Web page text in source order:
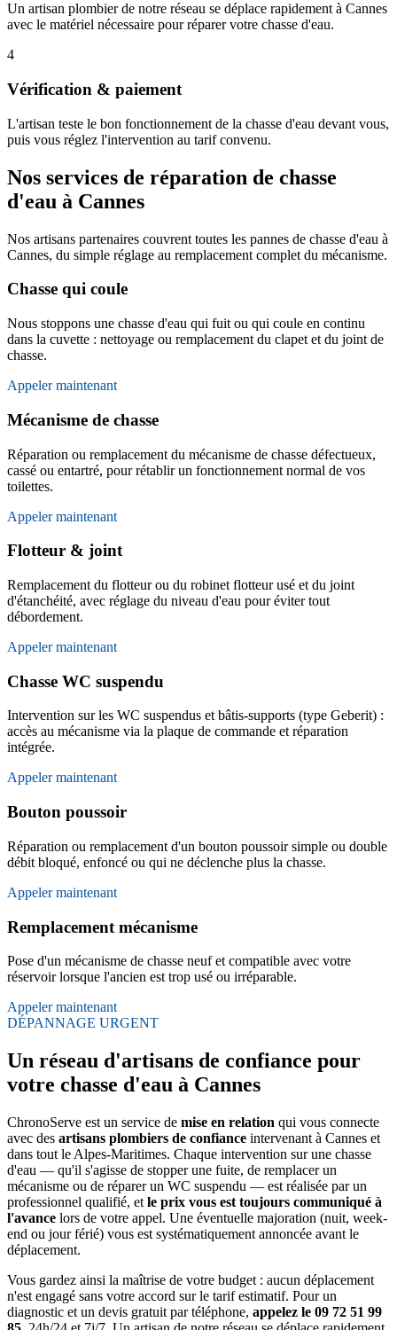
Un artisan plombier de notre réseau se déplace rapidement à Cannes
avec le matériel nécessaire pour réparer votre chasse d'eau.
4
Vérification & paiement
L'artisan teste le bon fonctionnement de la chasse d'eau devant vous,
puis vous réglez l'intervention au tarif convenu.
Nos services de réparation de chasse
d'eau à Cannes
Nos artisans partenaires couvrent toutes les pannes de chasse d'eau à
Cannes, du simple réglage au remplacement complet du mécanisme.
Chasse qui coule
Nous stoppons une chasse d'eau qui fuit ou qui coule en continu
dans la cuvette : nettoyage ou remplacement du clapet et du joint de
chasse.
Appeler maintenant
Mécanisme de chasse
Réparation ou remplacement du mécanisme de chasse défectueux,
cassé ou entartré, pour rétablir un fonctionnement normal de vos
toilettes.
Appeler maintenant
Flotteur & joint
Remplacement du flotteur ou du robinet flotteur usé et du joint
d'étanchéité, avec réglage du niveau d'eau pour éviter tout
débordement.
Appeler maintenant
Chasse WC suspendu
Intervention sur les WC suspendus et bâtis-supports (type Geberit) :
accès au mécanisme via la plaque de commande et réparation
intégrée.
Appeler maintenant
Bouton poussoir
Réparation ou remplacement d'un bouton poussoir simple ou double
débit bloqué, enfoncé ou qui ne déclenche plus la chasse.
Appeler maintenant
Remplacement mécanisme
Pose d'un mécanisme de chasse neuf et compatible avec votre
réservoir lorsque l'ancien est trop usé ou irréparable.
Appeler maintenant
DÉPANNAGE URGENT
Un réseau d'artisans de confiance pour
votre chasse d'eau à Cannes
ChronoServe est un service de mise en relation qui vous connecte
avec des artisans plombiers de confiance intervenant à Cannes et
dans tout le Alpes-Maritimes. Chaque intervention sur une chasse
d'eau — qu'il s'agisse de stopper une fuite, de remplacer un
mécanisme ou de réparer un WC suspendu — est réalisée par un
professionnel qualifié, et le prix vous est toujours communiqué à
l'avance lors de votre appel. Une éventuelle majoration (nuit, week-
end ou jour férié) vous est systématiquement annoncée avant le
déplacement.
Vous gardez ainsi la maîtrise de votre budget : aucun déplacement
n'est engagé sans votre accord sur le tarif estimatif. Pour un
diagnostic et un devis gratuit par téléphone, appelez le 09 72 51 99